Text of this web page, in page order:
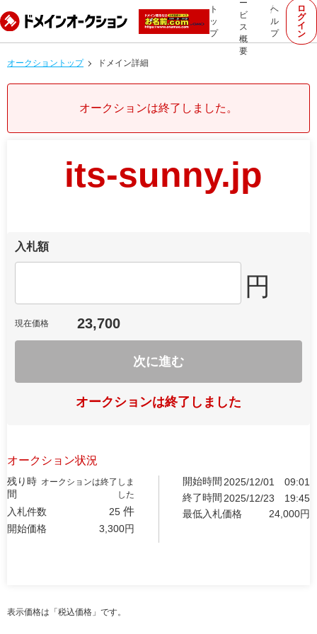
ト
ッ
プ
ー
ビ
ス
概
要
ヘ
ル
プ
ロ
グ
イ
ン
オークショントップ ドメイン詳細
オークションは終了しました。
its-sunny.jp
入札額
円
現在価格 23,700
次に進む
オークションは終了しました
オークション状況
残り時
間
オークションは終了しま
した
入札件数 25 件
開始価格 3,300円
開始時間 2025/12/01
09:01
終了時間 2025/12/23
19:45
最低入札価格
24,000円
表示価格は「税込価格」です。